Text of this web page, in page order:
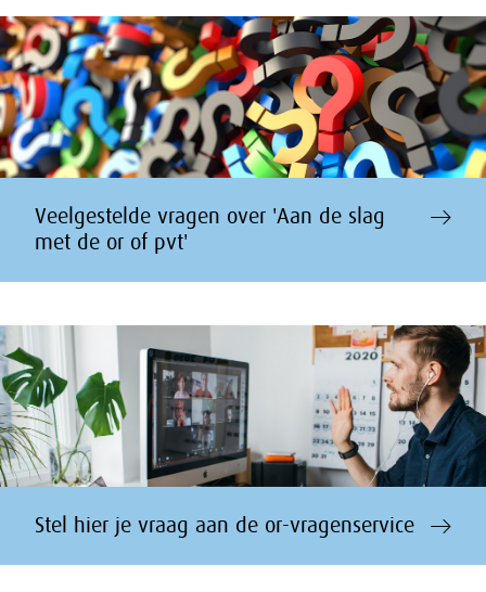
Veelgestelde vragen over 'Aan de slag
met de or of pvt'
Stel hier je vraag aan de or-vragenservice